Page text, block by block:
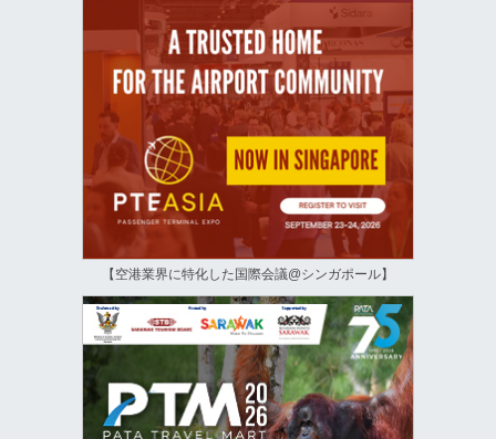
【空港業界に特化した国際会議@シンガポール】